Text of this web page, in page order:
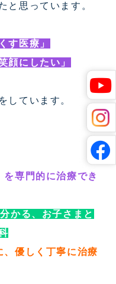
と思っています。
す医療」
顔にしたい」
しています。
専門的に治療でき
かる、お子さまと
、優しく丁寧に治療